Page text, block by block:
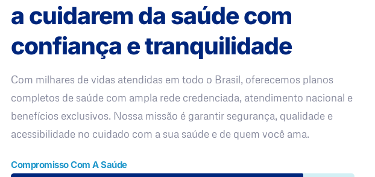
a cuidarem da saúde com
confiança e tranquilidade
Com milhares de vidas atendidas em todo o Brasil, oferecemos planos
completos de saúde com ampla rede credenciada, atendimento nacional e
benefícios exclusivos. Nossa missão é garantir segurança, qualidade e
acessibilidade no cuidado com a sua saúde e de quem você ama.
Compromisso Com A Saúde